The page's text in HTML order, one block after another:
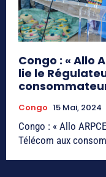
Congo : « Allo
lie le
Congo 15 Mai, 2024
Congo : « Allo
Télécom aux